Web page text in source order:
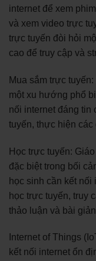
internet để xem
và xem video trực
trực tuyến đòi hỏi
cao để truy cập và
Mua sắm trực
một xu hướng phổ
nối internet đáng tin
tuyến, thực hiện
Học trực tuyến:
đặc biệt trong bối
học sinh cần kết nối
học trực tuyến, truy
thảo luận và bài
Internet of Things
kết nối internet ổn